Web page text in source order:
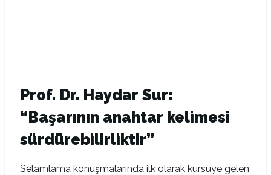
Prof. Dr. Haydar Sur:
“Başarının anahtar kelimesi
sürdürebilirliktir”
Selamlama konuşmalarında ilk olarak kürsüye gelen